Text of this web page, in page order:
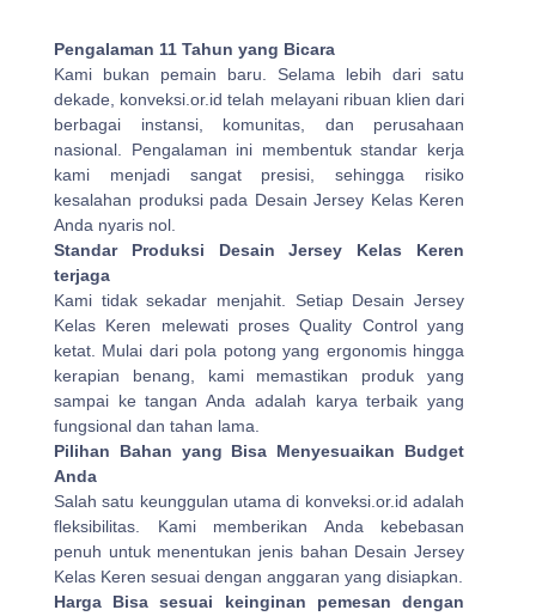
Pengalaman 11 Tahun yang Bicara
Kami bukan pemain baru. Selama lebih dari satu
dekade, konveksi.or.id telah melayani ribuan klien dari
berbagai instansi, komunitas, dan perusahaan
nasional. Pengalaman ini membentuk standar kerja
kami menjadi sangat presisi, sehingga risiko
kesalahan produksi pada Desain Jersey Kelas Keren
Anda nyaris nol.
Standar Produksi Desain Jersey Kelas Keren
terjaga
Kami tidak sekadar menjahit. Setiap Desain Jersey
Kelas Keren melewati proses Quality Control yang
ketat. Mulai dari pola potong yang ergonomis hingga
kerapian benang, kami memastikan produk yang
sampai ke tangan Anda adalah karya terbaik yang
fungsional dan tahan lama.
Pilihan Bahan yang Bisa Menyesuaikan Budget
Anda
Salah satu keunggulan utama di konveksi.or.id adalah
fleksibilitas. Kami memberikan Anda kebebasan
penuh untuk menentukan jenis bahan Desain Jersey
Kelas Keren sesuai dengan anggaran yang disiapkan.
Harga Bisa sesuai keinginan pemesan dengan